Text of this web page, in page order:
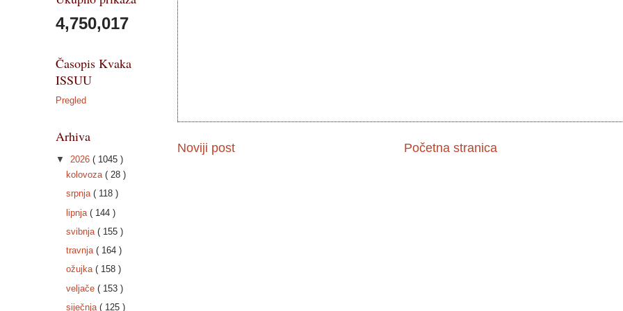
Noviji post Početna stranica
4,750,017
Časopis Kvaka
ISSUU
Pregled
Arhiva
▼ 2026 ( 1045 )
kolovoza ( 28 )
srpnja ( 118 )
lipnja ( 144 )
svibnja ( 155 )
travnja ( 164 )
ožujka ( 158 )
veljače ( 153 )
siječnja ( 125 )